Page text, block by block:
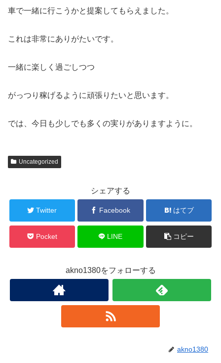
車で一緒に行こうかと提案してもらえました。
これは非常にありがたいです。
一緒に楽しく過ごしつつ
がっつり稼げるように頑張りたいと思います。
では、今日も少しでも多くの実りがありますように。
Uncategorized
シェアする
Twitter Facebook はてブ
Pocket LINE コピー
akno1380をフォローする
akno1380